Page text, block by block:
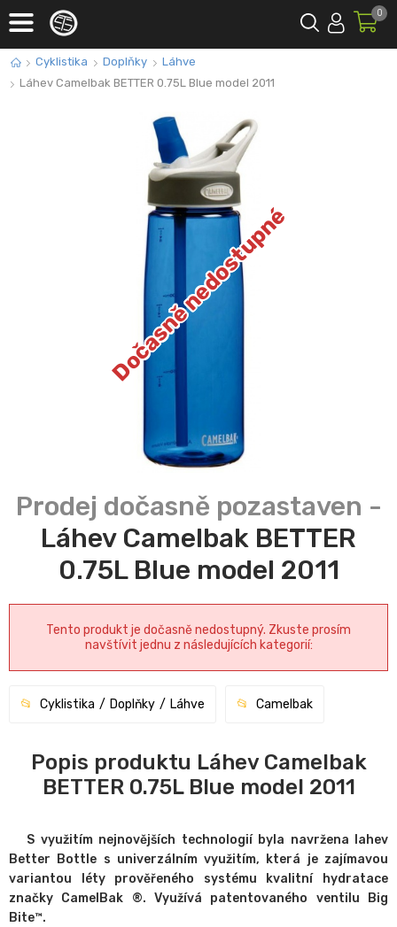
0
Cyklistika Doplňky
Láhve
Láhev Camelbak BETTER 0.75L Blue model 2011
Dočasně nedostupné
Láhev Camelbak BETTER
0.75L Blue model 2011
Tento produkt je dočasně nedostupný. Zkuste prosím
navštívit jednu z následujících kategorií:
Cyklistika Doplňky Láhve Camelbak
Popis produktu Láhev Camelbak
BETTER 0.75L Blue model 2011
S využitím nejnovějších technologií byla navržena lahev
Better Bottle s univerzálním využitím, která je zajímavou
variantou léty prověřeného systému kvalitní hydratace
značky CamelBak ®. Využívá patentovaného ventilu Big
Bite™.